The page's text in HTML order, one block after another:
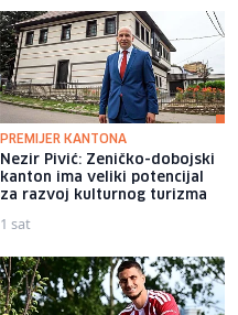
PREMIJER KANTONA
Nezir Pivić: Zeničko-dobojski
kanton ima veliki potencijal
za razvoj kulturnog turizma
1 sat